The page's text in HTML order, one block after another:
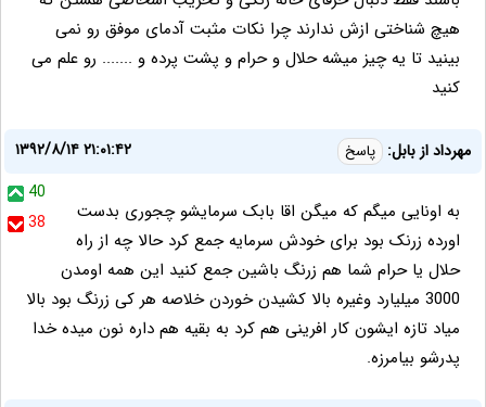
هیچ شناختی ازش ندارند چرا نکات مثبت آدمای موفق رو نمی
بینید تا یه چیز میشه حلال و حرام و پشت پرده و ....... رو علم می
کنید
مهرداد از بابل: پاسخ
۱۳۹۲/۸/۱۴ ۲۱:۰۱:۴۲
40
38
به اونایی میگم که میگن اقا بابک سرمایشو چجوری بدست
اورده زرنک بود برای خودش سرمایه جمع کرد حالا چه از راه
حلال یا حرام شما هم زرنگ باشین جمع کنید این همه اومدن
3000 میلیارد وغیره بالا کشیدن خوردن خلاصه هر کی زرنگ بود بالا
میاد تازه ایشون کار افرینی هم کرد به بقیه هم داره نون میده خدا
پدرشو بیامرزه.